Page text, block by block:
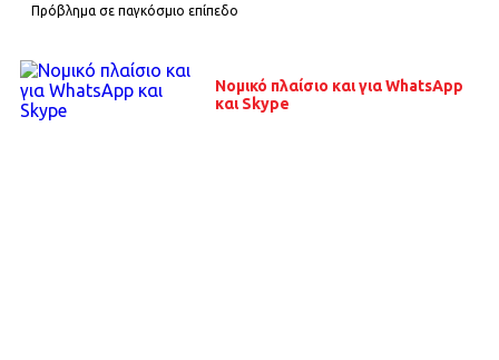
Πρόβλημα σε παγκόσμιο επίπεδο
Νομικό πλαίσιο και για WhatsApp
και Skype